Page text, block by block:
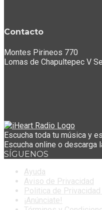
Contacto
Montes Pirineos 770
Lomas de Chapultepec V
Escucha toda tu música y
Escucha online o descarga
SÍGUENOS
Ayuda
Aviso de Privacidad
Politica de Privacidad
¡Anúnciate!